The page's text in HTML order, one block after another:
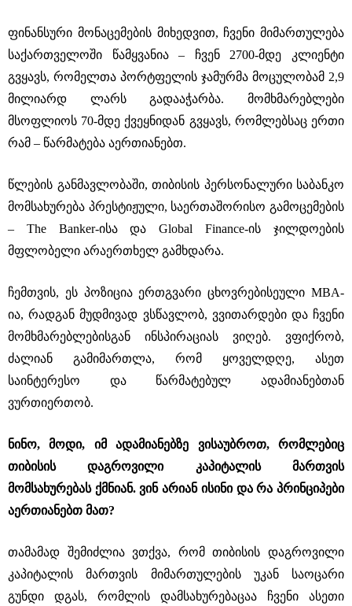
ფინანსური მონაცემების მიხედვით, ჩვენი მიმართულება
საქართველოში წამყვანია ‒ ჩვენ 2700-მდე კლიენტი
გვყავს, რომელთა პორტფელის ჯამურმა მოცულობამ 2,9
მილიარდ ლარს გადააჭარბა. მომხმარებლები
მსოფლიოს 70-მდე ქვეყნიდან გვყავს, რომლებსაც ერთი
რამ ‒ წარმატება აერთიანებთ.
წლების განმავლობაში, თიბისის პერსონალური საბანკო
მომსახურება პრესტიჟული, საერთაშორისო გამოცემების
– The Banker-ისა და Global Finance-ის ჯილდოების
მფლობელი არაერთხელ გამხდარა.
ჩემთვის, ეს პოზიცია ერთგვარი ცხოვრებისეული MBA-
ია, რადგან მუდმივად ვსწავლობ, ვვითარდები და ჩვენი
მომხმარებლებისგან ინსპირაციას ვიღებ. ვფიქრობ,
ძალიან გამიმართლა, რომ ყოველდღე, ასეთ
საინტერესო და წარმატებულ ადამიანებთან
ვურთიერთობ.
ნინო, მოდი, იმ ადამიანებზე ვისაუბროთ, რომლებიც
თიბისის დაგროვილი კაპიტალის მართვის
მომსახურებას ქმნიან. ვინ არიან ისინი და რა პრინციპები
აერთიანებთ მათ?
თამამად შემიძლია ვთქვა, რომ თიბისის დაგროვილი
კაპიტალის მართვის მიმართულების უკან საოცარი
გუნდი დგას, რომლის დამსახურებაცაა ჩვენი ასეთი